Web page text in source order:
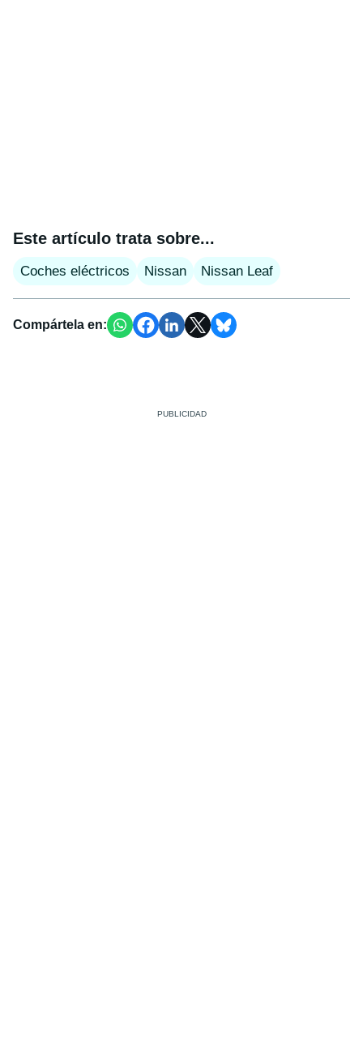
Este artículo trata sobre...
Coches eléctricos Nissan Nissan Leaf
Compártela en: